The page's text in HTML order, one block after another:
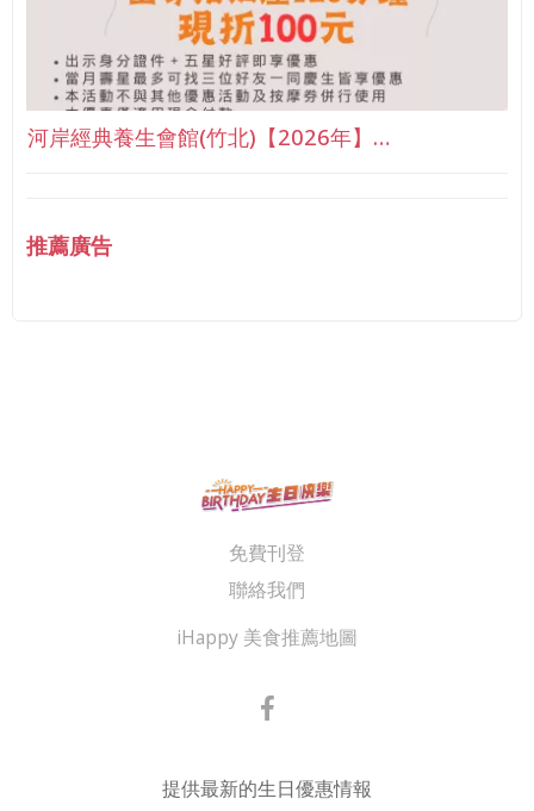
河岸經典養生會館(竹北)【2026年】…
推薦廣告
免費刊登
聯絡我們
iHappy 美食推薦地圖
提供最新的生日優惠情報